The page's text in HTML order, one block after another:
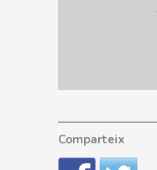
Comparteix